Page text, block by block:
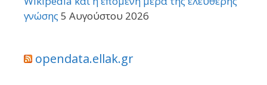
γνώσης 5 Αυγούστου 2026
opendata.ellak.gr